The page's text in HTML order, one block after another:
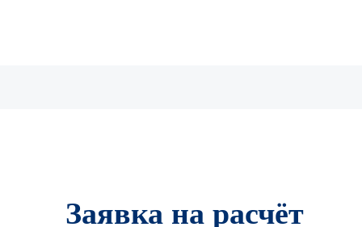
Заявка на расчёт